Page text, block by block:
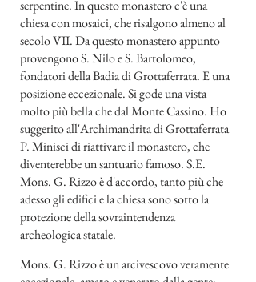
serpentine. In questo monastero c'è una
chiesa con mosaici, che risalgono almeno al
secolo VII. Da questo monastero appunto
provengono S. Nilo e S. Bartolomeo,
fondatori della Badia di Grottaferrata. E una
posizione eccezionale. Si gode una vista
molto più bella che dal Monte Cassino. Ho
suggerito all'Archimandrita di Grottaferrata
P. Minisci di riattivare il monastero, che
diventerebbe un santuario famoso. S.E.
Mons. G. Rizzo è d'accordo, tanto più che
adesso gli edifici e la chiesa sono sotto la
protezione della sovraintendenza
archeologica statale.
Mons. G. Rizzo è un arcivescovo veramente